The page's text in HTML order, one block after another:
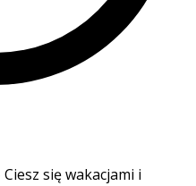
się wakacjami i